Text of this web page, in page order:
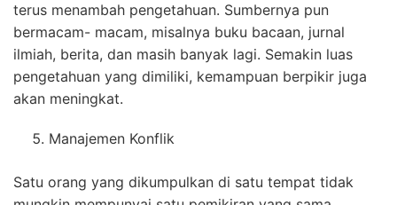
terus menambah pengetahuan. Sumbernya pun
bermacam- macam, misalnya buku bacaan, jurnal
ilmiah, berita, dan masih banyak lagi. Semakin luas
pengetahuan yang dimiliki, kemampuan berpikir juga
akan meningkat.
Manajemen Konflik
Satu orang yang dikumpulkan di satu tempat tidak